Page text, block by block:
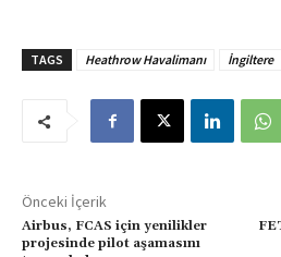
TAGS Heathrow Havalimanı İngiltere
Önceki İçerik
Airbus, FCAS için yenilikler
projesinde pilot aşamasını